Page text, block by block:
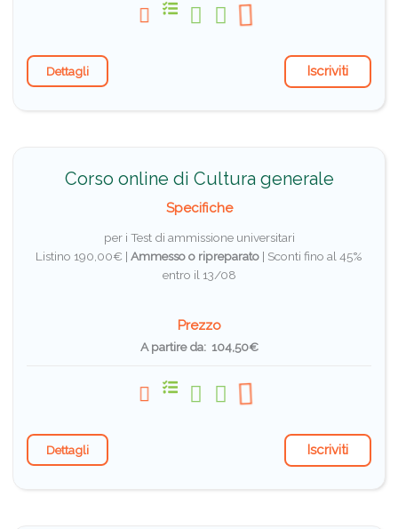
Dettagli Iscriviti
Corso online di Cultura generale
Specifiche
per i Test di ammissione universitari
Listino 190,00€ | Ammesso o ripreparato | Sconti fino al 45%
entro il 13/08
Prezzo
A partire da: 104,50€
Dettagli Iscriviti